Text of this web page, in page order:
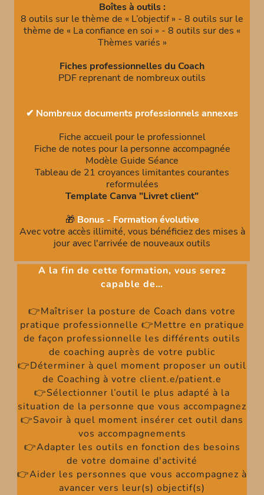
Boîtes à outils :
8 outils sur le thème de « L’objectif » - 8 outils sur le
thème de « La confiance en soi » - 8 outils sur des «
Thèmes variés »
Fiches professionnelles du Coach
PDF reprenant de nombreux outils
✔ Nombreux documents professionnels annexes
Fiche accueil pour le professionnel
Fiche de notes pour la personne accompagnée
Modèle Guide Séance
Tableau de 21 croyances limitantes courantes
reformulées
Template Canva "Livret client"
🎁 Bonus - Formation évolutive
Avec votre accès illimité, vous bénéficiez des mises à
jour avec l'arrivée de nouveaux outils
A la fin de cette formation, vous serez
capable de…
👉Maîtriser la posture de Coach dans votre
pratique professionnelle 👉Mettre en pratique
de façon professionnelle les différents outils
de coaching auprès de votre public
👉Déterminer à quel moment proposer un outil
de Coaching à votre client.e/patient.e
👉Sélectionner l’outil le plus adapté à la
situation de la personne que vous accompagnez
👉Savoir à quel moment insérer cet outil dans
vos accompagnements
👉Adapter les outils en fonction des besoins
de votre domaine d'activité
👉Aider les personnes que vous accompagnez à
avancer vers leur(s) objectif(s)